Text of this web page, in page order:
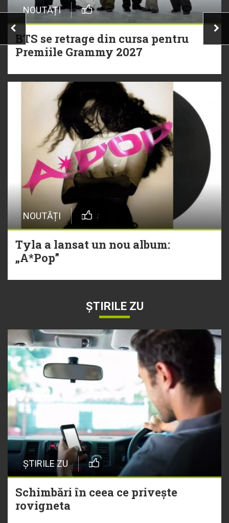
NOUTĂȚI
BTS se retrage din cursa pentru
Premiile Grammy 2027
NOUTĂȚI
Tyla a lansat un nou album:
„A*Pop”
ȘTIRILE ZU
ȘTIRILE ZU
Schimbări în ceea ce privește
rovigneta